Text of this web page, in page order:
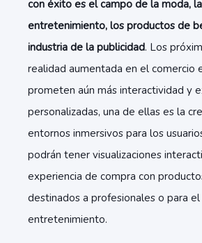
con éxito es el campo de la moda,
entretenimiento, los productos de
industria de la publicidad. Los
realidad aumentada en el comercio
prometen aún más interactividad y
personalizadas, una de ellas es la
entornos inmersivos para los
podrán tener visualizaciones
experiencia de compra con
destinados a profesionales o para el
entretenimiento.